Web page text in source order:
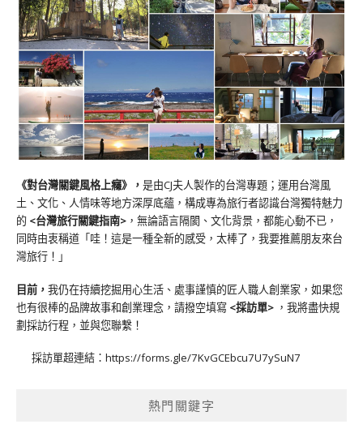
《對台灣關鍵風格上癮》 ， 是由CJ夫人製作的台灣專題；運用台灣風
土、文化、人情味等地方深厚底蘊，構成專為旅行者認識台灣獨特魅力
的 <台灣旅行關鍵指南> ，無論語言隔閡、文化背景，都能心動不已，
同時由衷稱道「哇！這是一種全新的感受，太棒了，我要推薦朋友來台
灣旅行！」
目前， 我仍在持續挖掘用心生活、處事謹慎的匠人職人創業家，如果您
也有很棒的品牌故事和創業理念，請撥空填寫 <採訪單> ，我將盡快規
劃採訪行程，並與您聯繫！
採訪單超連結： https://forms.gle/7KvGCEbcu7U7ySuN7
熱門關鍵字